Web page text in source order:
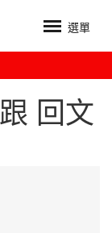
選單
回文